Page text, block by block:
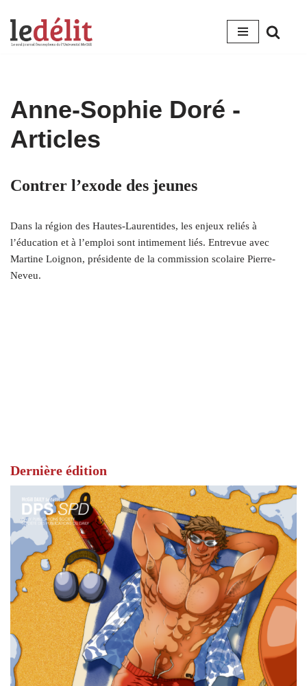
Aller
Anne-Sophie Doré -
Articles
Contrer l’exode des jeunes
Dans la région des Hautes-Laurentides, les enjeux reliés à
l’éducation et à l’emploi sont intimement liés. Entrevue avec
Martine Loignon, présidente de la commission scolaire Pierre-
Neveu.
Dernière édition